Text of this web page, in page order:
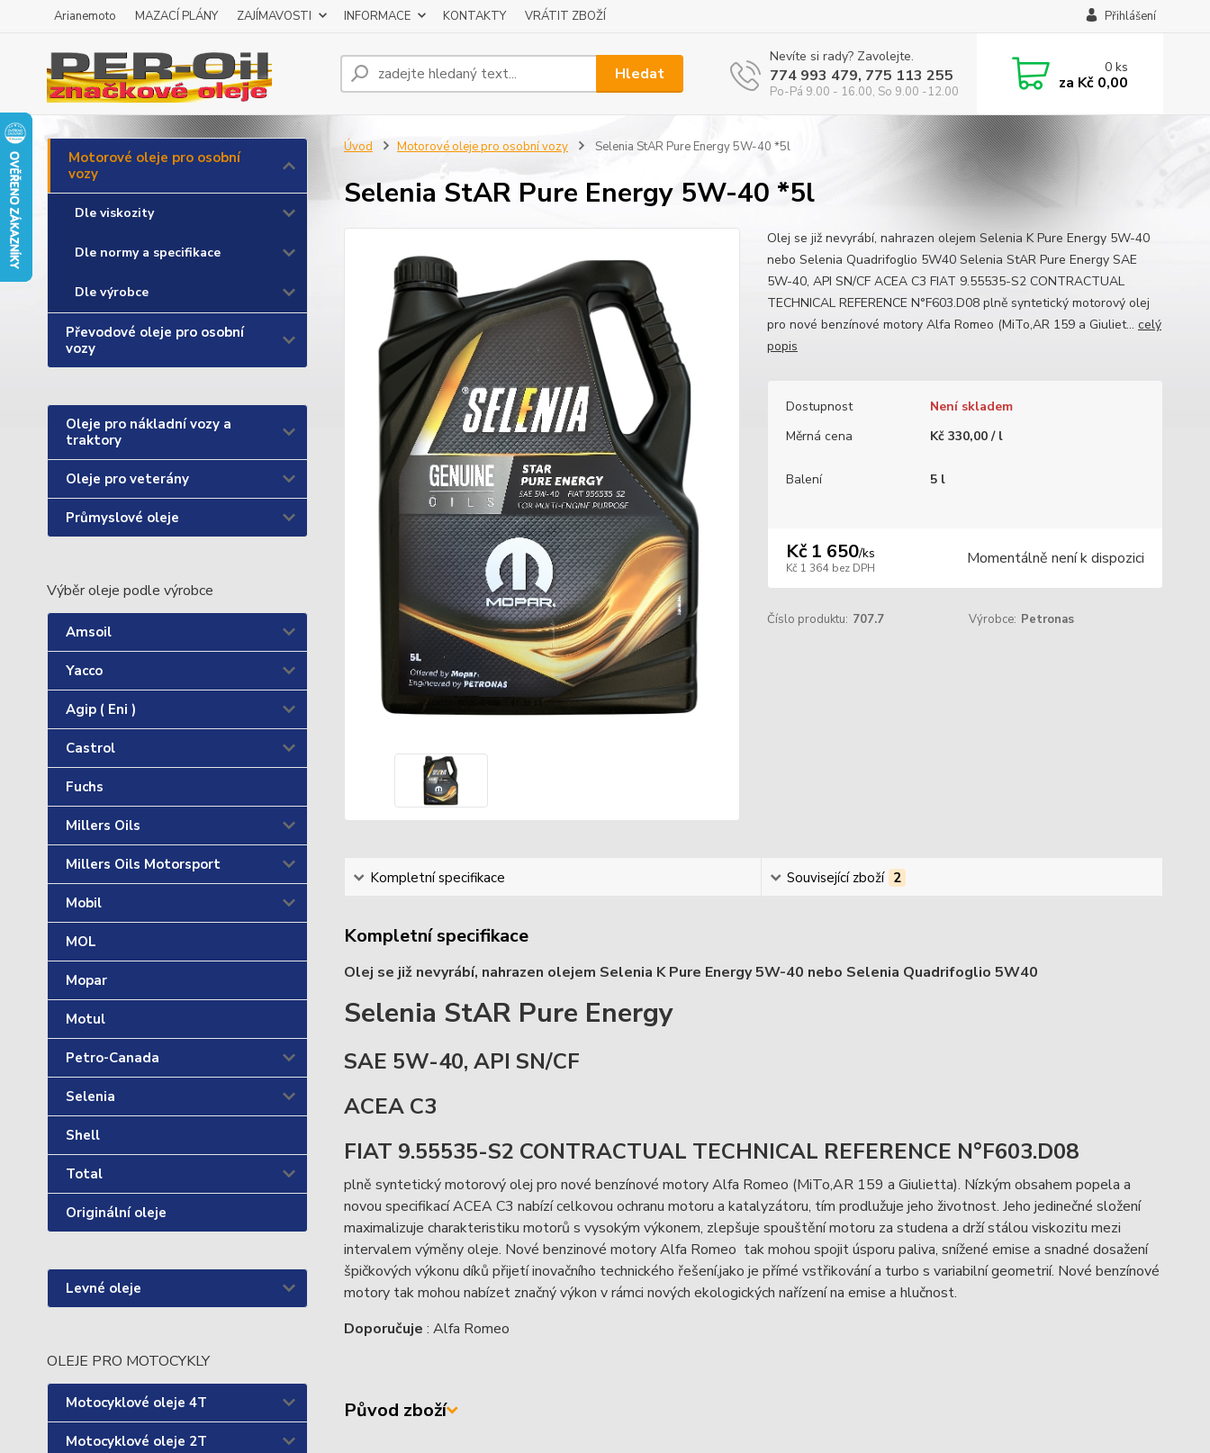
Arianemoto MAZACÍ PLÁNY ZAJÍMAVOSTI INFORMACE KONTAKTY VRÁTIT ZBOŽÍ Přihlášení
Hledat
Nevíte si rady? Zavolejte.
774 993 479, 775 113 255
Po-Pá 9.00 - 16.00, So 9.00 -12.00
0ks
za Kč 0,00
Motorové oleje pro osobní
vozy
Dle viskozity
Dle normy a specifikace
Dle výrobce
Převodové oleje pro osobní
vozy
Oleje pro nákladní vozy a
traktory
Oleje pro veterány
Průmyslové oleje
Výběr oleje podle výrobce
Amsoil
Yacco
Agip ( Eni )
Castrol
Fuchs
Millers Oils
Millers Oils Motorsport
Mobil
MOL
Mopar
Motul
Petro-Canada
Selenia
Shell
Total
Originální oleje
Levné oleje
OLEJE PRO MOTOCYKLY
Motocyklové oleje 4T
Motocyklové oleje 2T
Úvod Motorové oleje pro osobní vozy Selenia StAR Pure Energy 5W-40 *5l
Selenia StAR Pure Energy 5W-40 *5l
Olej se již nevyrábí, nahrazen olejem Selenia K Pure Energy 5W-40
nebo Selenia Quadrifoglio 5W40 Selenia StAR Pure Energy SAE
5W-40, API SN/CF ACEA C3 FIAT 9.55535-S2 CONTRACTUAL
TECHNICAL REFERENCE N°F603.D08 plně syntetický motorový olej
pro nové benzínové motory Alfa Romeo (MiTo,AR 159 a Giuliet... celý
popis
Dostupnost
Není skladem
Měrná cena
Kč 330,00 / l
Balení 5 l
Kč 1 650/ks
Kč 1 364 bez DPH Momentálně není k dispozici
Číslo produktu: 707.7 Výrobce: Petronas
Kompletní specifikace Související zboží 2
Kompletní specifikace
Olej se již nevyrábí, nahrazen olejem Selenia K Pure Energy 5W-40 nebo Selenia Quadrifoglio 5W40
Selenia StAR Pure Energy
SAE 5W-40, API SN/CF
ACEA C3
FIAT 9.55535-S2 CONTRACTUAL TECHNICAL REFERENCE N°F603.D08
plně syntetický motorový olej pro nové benzínové motory Alfa Romeo (MiTo,AR 159 a Giulietta). Nízkým obsahem popela a
novou specifikací ACEA C3 nabízí celkovou ochranu motoru a katalyzátoru, tím prodlužuje jeho životnost. Jeho jedinečné složení
maximalizuje charakteristiku motorů s vysokým výkonem, zlepšuje spouštění motoru za studena a drží stálou viskozitu mezi
intervalem výměny oleje. Nové benzinové motory Alfa Romeo tak mohou spojit úsporu paliva, snížené emise a snadné dosažení
špičkových výkonu díků přijetí inovačního technického řešení,jako je přímé vstřikování a turbo s variabilní geometrií. Nové benzínové
motory tak mohou nabízet značný výkon v rámci nových ekologických nařízení na emise a hlučnost.
Doporučuje : Alfa Romeo
Původ zboží